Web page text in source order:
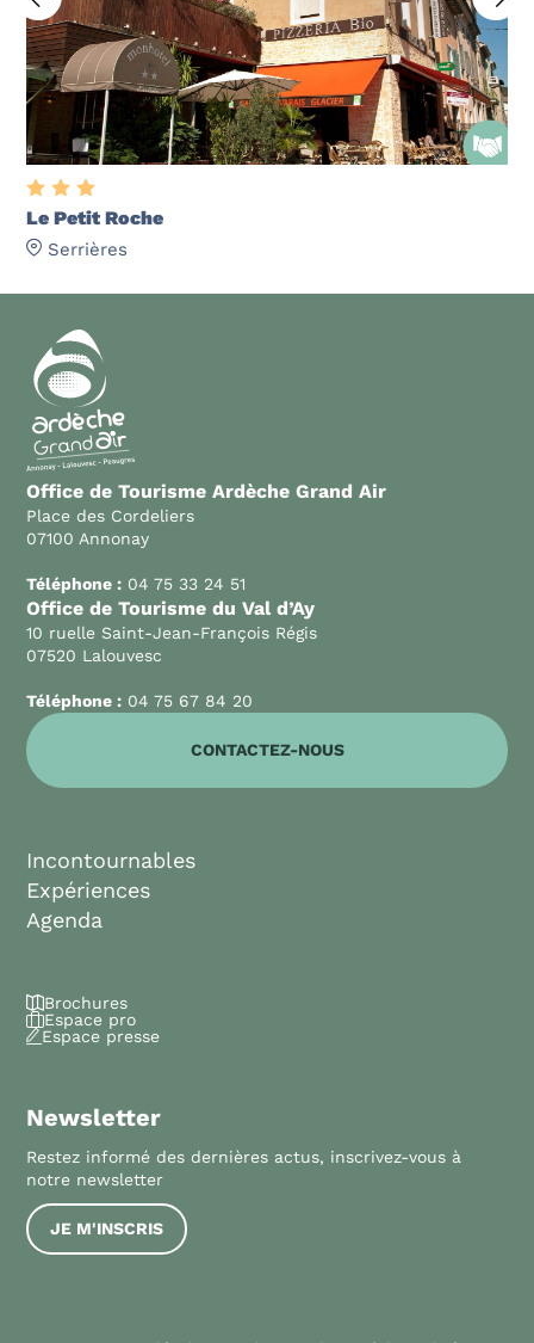
Le Petit Roche
Serrières
Office de Tourisme Ardèche Grand Air
Place des Cordeliers
07100 Annonay
Téléphone : 04 75 33 24 51
Office de Tourisme du Val d’Ay
10 ruelle Saint-Jean-François Régis
07520 Lalouvesc
Téléphone : 04 75 67 84 20
CONTACTEZ-NOUS
Incontournables
Expériences
Agenda
Brochures
Espace pro
Espace presse
Newsletter
Restez informé des dernières actus, inscrivez-vous à
notre newsletter
JE M'INSCRIS